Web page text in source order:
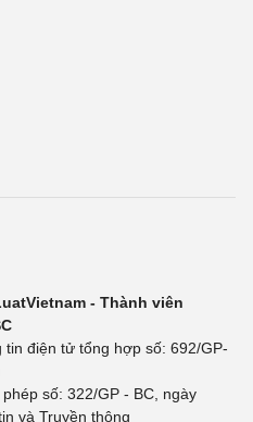
- Thành viên
điện tử tổng hợp số: 692/GP-
số: 322/GP - BC, ngày
và Truyền thông